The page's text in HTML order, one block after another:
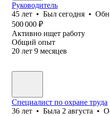
Руководитель
45 лет • Был сегодня •
500 000 ₽
Активно ищет работу
Общий опыт
20 лет 9 месяцев
Специалист по охране труда
36 лет • Была 2 августа •